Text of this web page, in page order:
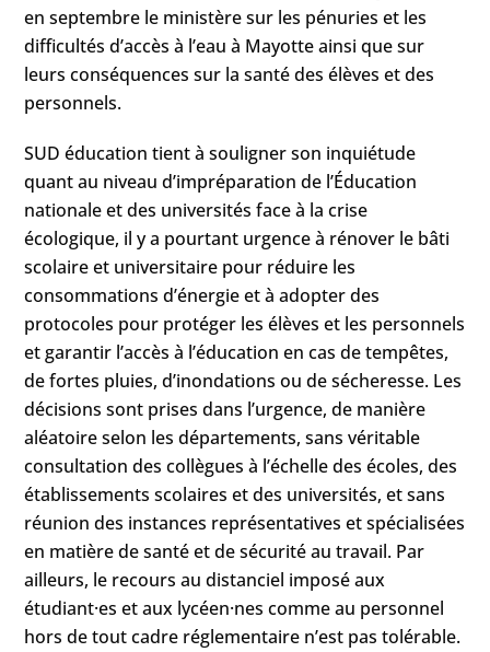
en septembre le ministère sur les pénuries et les
difficultés d’accès à l’eau à Mayotte ainsi que sur
leurs conséquences sur la santé des élèves et des
personnels.
SUD éducation tient à souligner son inquiétude
quant au niveau d’impréparation de l’Éducation
nationale et des universités face à la crise
écologique, il y a pourtant urgence à rénover le bâti
scolaire et universitaire pour réduire les
consommations d’énergie et à adopter des
protocoles pour protéger les élèves et les personnels
et garantir l’accès à l’éducation en cas de tempêtes,
de fortes pluies, d’inondations ou de sécheresse. Les
décisions sont prises dans l’urgence, de manière
aléatoire selon les départements, sans véritable
consultation des collègues à l’échelle des écoles, des
établissements scolaires et des universités, et sans
réunion des instances représentatives et spécialisées
en matière de santé et de sécurité au travail. Par
ailleurs, le recours au distanciel imposé aux
étudiant·es et aux lycéen·nes comme au personnel
hors de tout cadre réglementaire n’est pas tolérable.